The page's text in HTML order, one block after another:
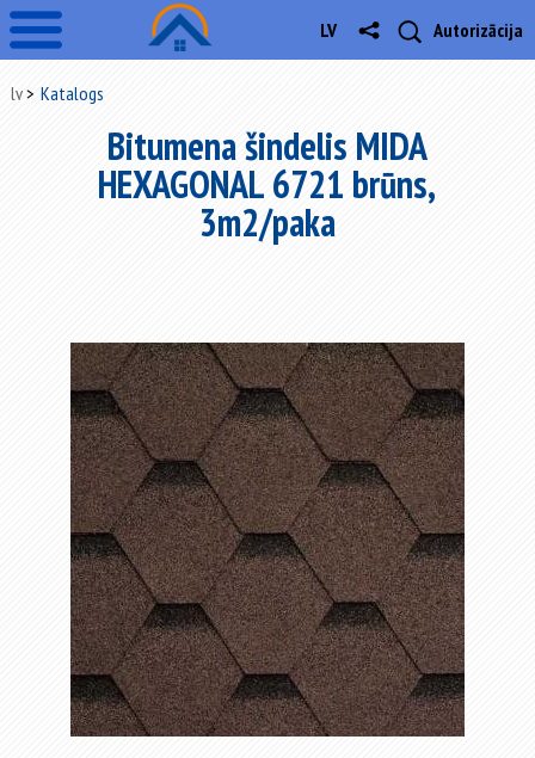
Autorizācija
LV
lv Katalogs
Bitumena šindelis MIDA
HEXAGONAL 6721 brūns,
3m2/paka